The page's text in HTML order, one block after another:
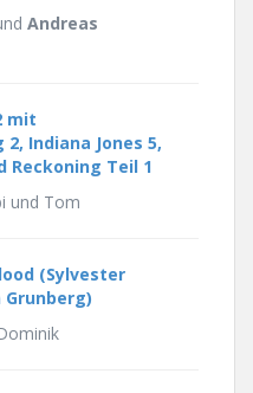
Andreas
mit
Indiana Jones 5,
Reckoning Teil 1
und Tom
(Sylvester
Grunberg)